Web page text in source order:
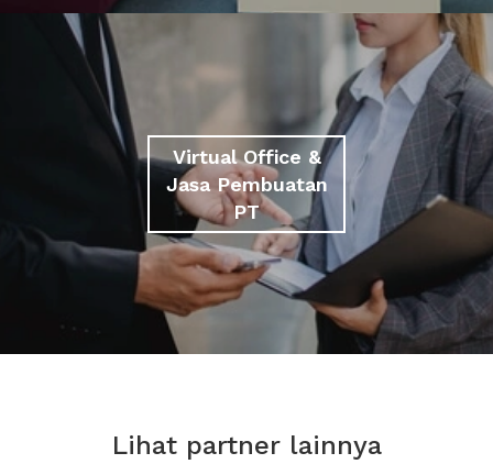
Virtual Office &
Jasa Pembuatan
PT
Lihat partner lainnya